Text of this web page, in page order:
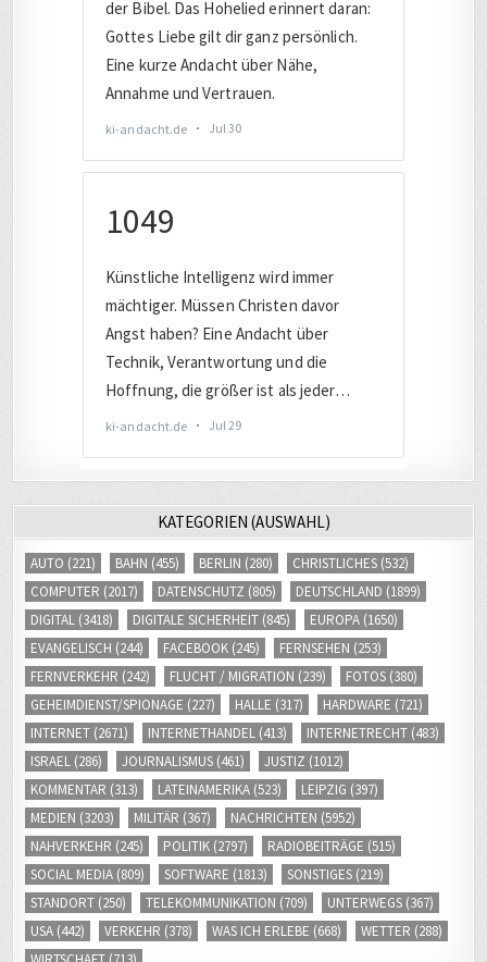
KATEGORIEN (AUSWAHL)
AUTO (221) BAHN (455) BERLIN (280) CHRISTLICHES (532)
COMPUTER (2017) DATENSCHUTZ (805) DEUTSCHLAND (1899)
DIGITAL (3418) DIGITALE SICHERHEIT (845) EUROPA (1650)
EVANGELISCH (244) FACEBOOK (245) FERNSEHEN (253)
FERNVERKEHR (242) FLUCHT / MIGRATION (239) FOTOS (380)
GEHEIMDIENST/SPIONAGE (227) HALLE (317) HARDWARE (721)
INTERNET (2671) INTERNETHANDEL (413) INTERNETRECHT (483)
ISRAEL (286) JOURNALISMUS (461) JUSTIZ (1012)
KOMMENTAR (313) LATEINAMERIKA (523) LEIPZIG (397)
MEDIEN (3203) MILITÄR (367) NACHRICHTEN (5952)
NAHVERKEHR (245) POLITIK (2797) RADIOBEITRÄGE (515)
SOCIAL MEDIA (809) SOFTWARE (1813) SONSTIGES (219)
STANDORT (250) TELEKOMMUNIKATION (709) UNTERWEGS (367)
USA (442) VERKEHR (378) WAS ICH ERLEBE (668) WETTER (288)